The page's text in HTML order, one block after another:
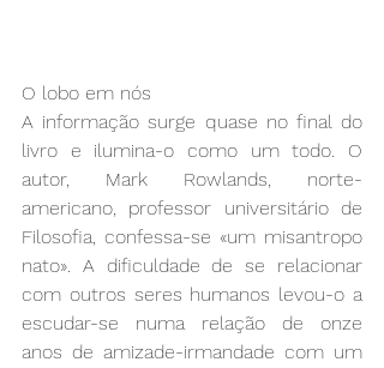
O lobo em nós
A informação surge quase no final do
livro e ilumina-o como um todo. O
autor, Mark Rowlands, norte-
americano, professor universitário de
Filosofia, confessa-se «um misantropo
nato». A dificuldade de se relacionar
com outros seres humanos levou-o a
escudar-se numa relação de onze
anos de amizade-irmandade com um